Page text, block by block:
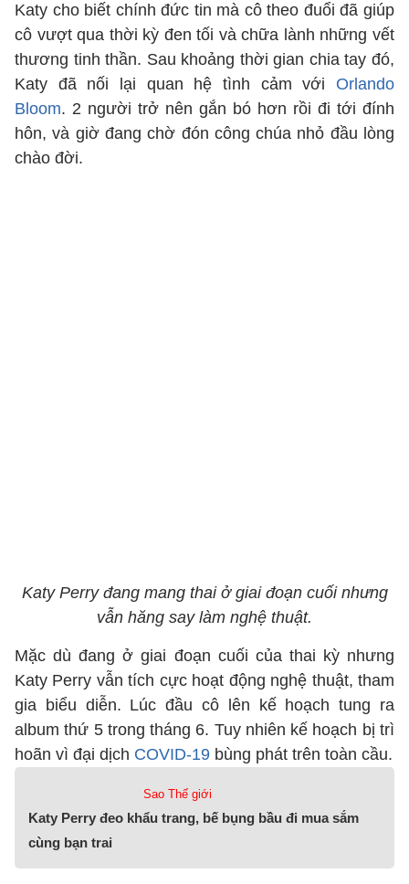
Katy cho biết chính đức tin mà cô theo đuổi đã giúp
cô vượt qua thời kỳ đen tối và chữa lành những vết
thương tinh thần. Sau khoảng thời gian chia tay đó,
Katy đã nối lại quan hệ tình cảm với Orlando
Bloom. 2 người trở nên gắn bó hơn rồi đi tới đính
hôn, và giờ đang chờ đón công chúa nhỏ đầu lòng
chào đời.
Katy Perry đang mang thai ở giai đoạn cuối nhưng
vẫn hăng say làm nghệ thuật.
Mặc dù đang ở giai đoạn cuối của thai kỳ nhưng
Katy Perry vẫn tích cực hoạt động nghệ thuật, tham
gia biểu diễn. Lúc đầu cô lên kế hoạch tung ra
album thứ 5 trong tháng 6. Tuy nhiên kế hoạch bị trì
hoãn vì đại dịch COVID-19 bùng phát trên toàn cầu.
Sao Thế giới
Katy Perry đeo khẩu trang, bế bụng bầu đi mua sắm
cùng bạn trai